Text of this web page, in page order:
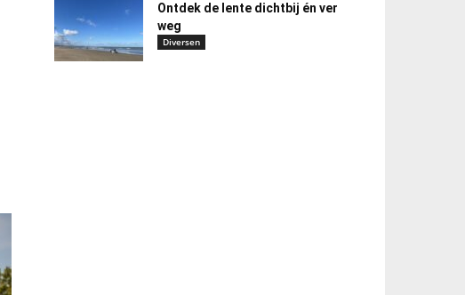
Ontdek de lente dichtbij én ver
weg
Diversen